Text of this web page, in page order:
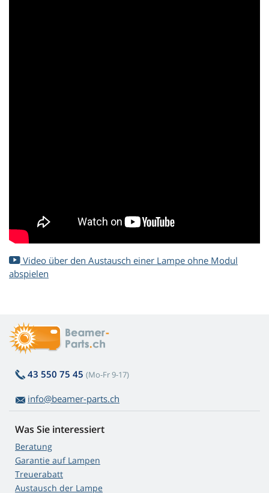
Video über den Austausch einer Lampe ohne Modul
abspielen
43 550 75 45 (Mo-Fr 9-17)
info@beamer-parts.ch
Was Sie interessiert
Beratung
Garantie auf Lampen
Treuerabatt
Austausch der Lampe